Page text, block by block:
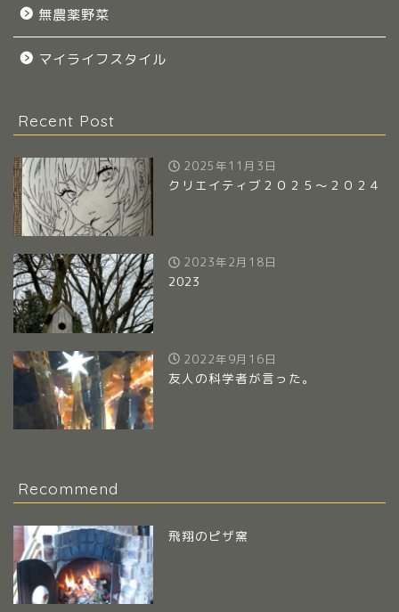
無農薬野菜
マイライフスタイル
Recent Post
2025年11月3日
クリエイティブ２０２５～２０２４
2023年2月18日
2023
2022年9月16日
友人の科学者が言った。
Recommend
飛翔のピザ窯